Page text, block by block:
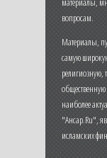
вопросам.
Материалы,
самую
религиозную,
наиболее
"Ансар.Ru",
исламских